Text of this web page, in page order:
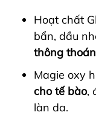
Hoạt chất
bẩn, dầu
thông
Magie oxy
cho tế bào,
làn da.